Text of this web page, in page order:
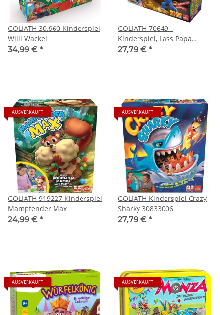
GOLIATH 30.960 Kinderspiel,
Willi Wackel
34,99 € *
GOLIATH 70649 -
Kinderspiel, Lass Papa
pennen!
27,79 € *
AUSVERKAUFT
GOLIATH 919227 Kinderspiel
Mampfender Max
24,99 € *
AUSVERKAUFT
GOLIATH Kinderspiel Crazy
Sharky 30833006
27,79 € *
AUSVERKAUFT AUSVERKAUFT